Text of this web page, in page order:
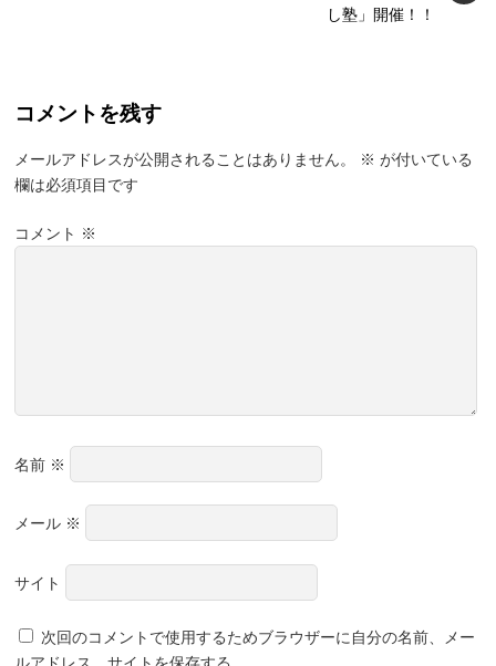
し塾」開催！！
コメントを残す
メールアドレスが公開されることはありません。 ※ が付いている
欄は必須項目です
コメント ※
名前 ※
メール ※
サイト
次回のコメントで使用するためブラウザーに自分の名前、メー